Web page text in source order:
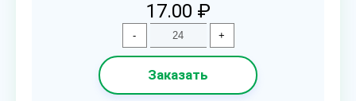
17.00 ₽
- +
Заказать